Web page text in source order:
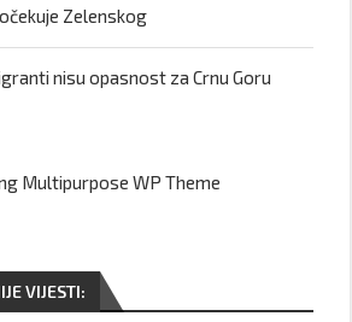
Zelenskog
nisu opasnost za Crnu Goru
VIJESTI: